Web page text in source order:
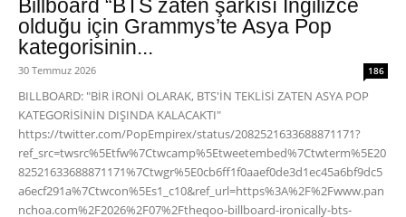
Billboard “BTS zaten şarkısı İngilizce
olduğu için Grammys’te Asya Pop
kategorisinin...
30 Temmuz 2026 186
BILLBOARD: "BİR İRONİ OLARAK, BTS'İN TEKLİSİ ZATEN ASYA POP
KATEGORİSİNİN DIŞINDA KALACAKTI"
https://twitter.com/PopEmpirex/status/2082521633688871171?
ref_src=twsrc%5Etfw%7Ctwcamp%5Etweetembed%7Ctwterm%5E20
82521633688871171%7Ctwgr%5E0cb6ff1f0aaef0de3d1ec45a6bf9dc5
a6ecf291a%7Ctwcon%5Es1_c10&ref_url=https%3A%2F%2Fwww.pan
nchoa.com%2F2026%2F07%2Ftheqoo-billboard-ironically-bts-